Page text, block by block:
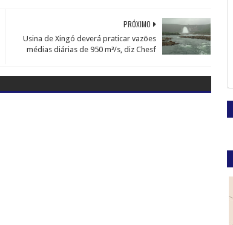
PRÓXIMO
Usina de Xingó deverá praticar vazões
médias diárias de 950 m³/s, diz Chesf